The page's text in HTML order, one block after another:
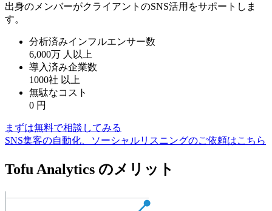
出身のメンバーがクライアントのSNS活用をサポートしま
す。
分析済みインフルエンサー数
6,000万 人以上
導入済み企業数
1000社 以上
無駄なコスト
0 円
まずは無料で相談してみる
SNS集客の自動化、ソーシャルリスニングのご依頼はこちら
Tofu Analytics のメリット